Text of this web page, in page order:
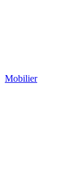
Mobilier